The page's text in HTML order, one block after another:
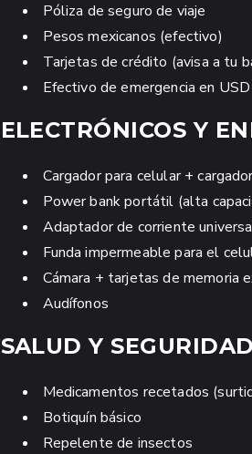
Póliza de seguro de viaje
Pesos mexicanos (efectivo)
Tarjetas de crédito (avisa a tu
Efectivo de emergencia en USD
ELECTRÓNICOS Y
Cargador para celular +
Power bank portátil (alta
Adaptador de corriente
Funda impermeable para el
Cámara + tarjetas de memoria
Audífonos
SALUD Y SEGURIDAD
Medicamentos recetados
Botiquín básico
Repelente de insectos